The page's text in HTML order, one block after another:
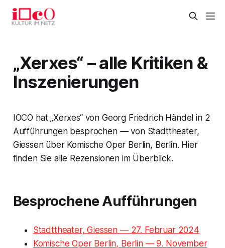
„Xerxes“ – alle Kritiken &
Inszenierungen
IOCO hat „Xerxes“ von Georg Friedrich Händel in 2
Aufführungen besprochen — von Stadttheater,
Giessen über Komische Oper Berlin, Berlin. Hier
finden Sie alle Rezensionen im Überblick.
Besprochene Aufführungen
Stadttheater, Giessen — 27. Februar 2024
Komische Oper Berlin, Berlin — 9. November